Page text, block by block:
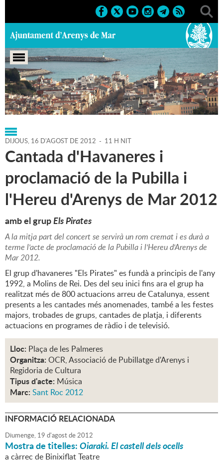
Portada > Regidories > Cultura > Agenda > 16-08-2012
DIJOUS, 16 D'AGOST DE 2012 - 11 H NIT
Cantada d'Havaneres i
proclamació de la Pubilla i
l'Hereu d'Arenys de Mar 2012
amb el grupEls Pirates
A la mitja part del concert se servirà un rom cremat i es durà a
terme l'acte de proclamació de la Pubilla i l'Hereu d'Arenys de
Mar 2012.
El grup d'havaneres "Els Pirates" es fundà a principis de l'any
1992, a Molins de Rei. Des del seu inici fins ara el grup ha
realitzat més de 800 actuacions arreu de Catalunya, essent
presents a les cantades més anomenades, també a les festes
majors, trobades de grups, cantades de platja, i diferents
actuacions en programes de ràdio i de televisió.
Lloc: Plaça de les Palmeres
Organitza: OCR, Associació de Pubillatge d'Arenys i
Regidoria de Cultura
Tipus d'acte: Música
Marc: Sant Roc 2012
INFORMACIÓ RELACIONADA
Diumenge, 19 d'agostde2012
Mostra de titelles:Oiaraki. El castell dels ocells
a càrrec de Binixiflat Teatre